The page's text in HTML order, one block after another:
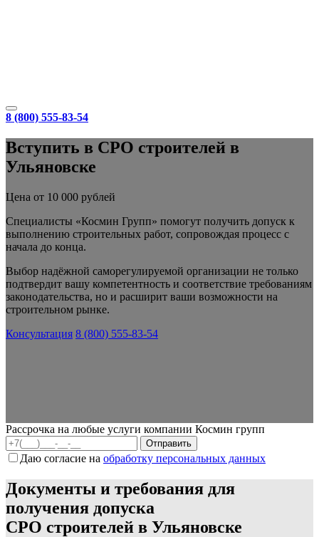
8 (800) 555-83-54
Вступить в СРО строителей в
Ульяновске
Цена от 10 000 рублей
Специалисты «Космин Групп» помогут получить допуск к
выполнению строительных работ, сопровождая процесс с
начала до конца.
Выбор надёжной саморегулируемой организации не только
подтвердит вашу компетентность и соответствие требованиям
законодательства, но и расширит ваши возможности на
строительном рынке.
Консультация 8 (800) 555-83-54
Рассрочка на любые услуги компании Космин групп
Даю согласие на обработку персональных данных
Документы и требования для
получения допуска
СРО строителей в Ульяновске